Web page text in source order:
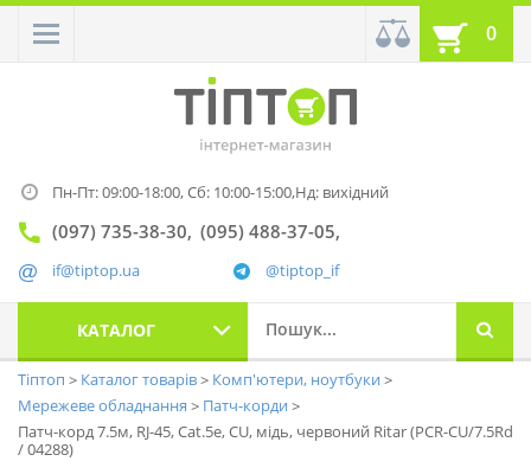
0
Пн-Пт: 09:00-18:00,Сб: 10:00-15:00,Нд: вихідний
(097) 735-38-30 (095) 488-37-05
@tiptop_if
if@tiptop.ua
КАТАЛОГ
Тіптоп Каталог товарів
Комп'ютери, ноутбуки
Мережеве обладнання
Патч-корди
Патч-корд 7.5м, RJ-45, Cat.5e, CU, мідь, червоний Ritar (PCR-CU/7.5Rd
/ 04288)